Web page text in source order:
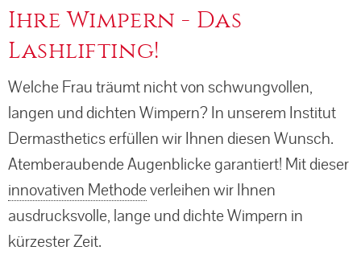
Ihre Wimpern - Das
Lashlifting!
Welche Frau träumt nicht von schwungvollen,
langen und dichten Wimpern? In unserem Institut
Dermasthetics erfüllen wir Ihnen diesen Wunsch.
Atemberaubende Augenblicke garantiert! Mit dieser
innovativen Methodeverleihen wir Ihnen
ausdrucksvolle, lange und dichte Wimpern in
kürzester Zeit.
Pigmentflecken
Couperose / Rosacea
Narben / Aknenarben
Altersflecken
Tattooentfernung
Medical Microneedling
Mikrodermabrasion
Sauerstoffbehandlung
POTENZA™
PRP - Vampir-Lifting